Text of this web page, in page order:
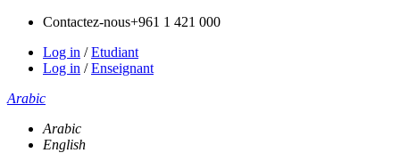
Contactez-nous+961 1 421 000
Log in /Etudiant
Log in /Enseignant
Arabic
Arabic
English